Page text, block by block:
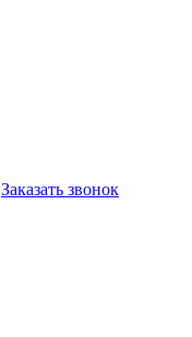
Заказать звонок